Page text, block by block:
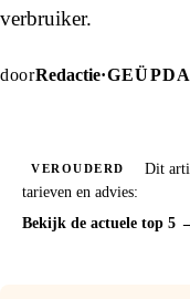
verbruiker.
doorRedactie·
VEROUDERD
Dit
tarieven en advies:
Bekijk de actuele top 5